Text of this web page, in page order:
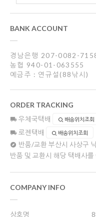
BANK ACCOUNT
경남은행 207-0082-
농협 940-01-063555
예금주 : 연규설(88낚시)
ORDER TRACKING
우체국택배 배송위치조회
로젠택배 배송위치조회
반품/교환 부산시 사상구
반품 및 교환시 해당 택배사를
COMPANY INFO
상호명